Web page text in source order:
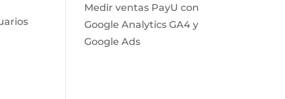
Medir ventas PayU con
Google Analytics GA4 y
Google Ads